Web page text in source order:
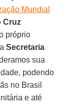
Mundial
Cruz
próprio
Secretaria
sua
podendo
no Brasil
e até